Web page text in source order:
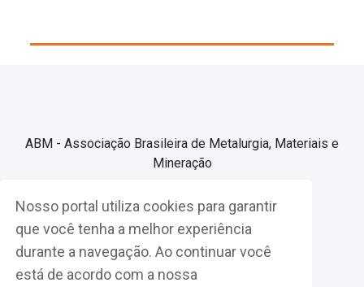
Nosso portal utiliza cookies para garantir
que você tenha a melhor experiência
durante a navegação. Ao continuar você
está de acordo com a nossa
ABM - Associação Brasileira de Metalurgia, Materiais e
Mineração
Associe-se
Fazer Login